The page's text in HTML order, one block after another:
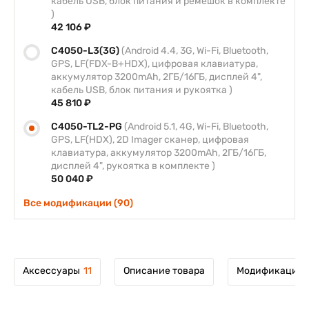
)
42 106 ₽
C4050-L3(3G) (Android 4.4, 3G, Wi-Fi, Bluetooth,
GPS, LF(FDX-B+HDX), цифровая клавиатура,
аккумулятор 3200mAh, 2ГБ/16ГБ, дисплей 4",
кабель USB, блок питания и рукоятка )
45 810 ₽
C4050-TL2-PG (Android 5.1, 4G, Wi-Fi, Bluetooth,
GPS, LF(HDX), 2D Imager сканер, цифровая
клавиатура, аккумулятор 3200mAh, 2ГБ/16ГБ,
дисплей 4", рукоятка в комплекте )
50 040 ₽
Все модификации (90)
Аксессуары 11 Описание товара Модификации